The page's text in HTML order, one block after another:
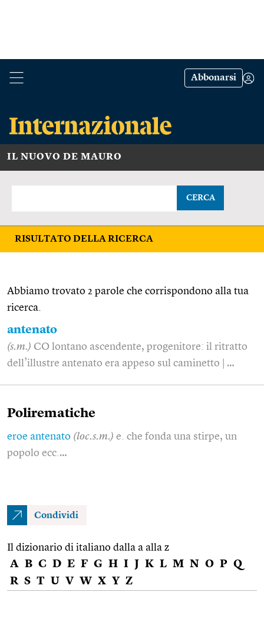
Abbonarsi
IL NUOVO DE MAURO
CERCA
RISULTATO DELLA RICERCA
Abbiamo trovato 2 parole che corrispondono alla tua
ricerca.
antenato
(s.m.) CO lontano ascendente, progenitore: il ritratto
dell’illustre antenato era appeso sul caminetto | …
Polirematiche
eroe antenato (loc.s.m.) e. che fonda una stirpe, un
popolo ecc.…
Condividi
Il dizionario di italiano dalla a alla z
A B C D E F G H I J K L M N O P Q
R S T U V W X Y Z